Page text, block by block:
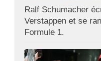
Ralf Schumacher
Verstappen et se
Formule 1.